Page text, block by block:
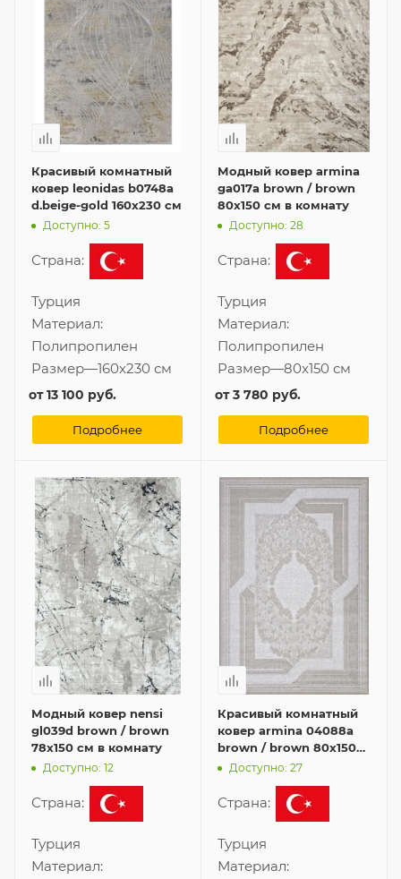
Красивый комнатный
ковер leonidas b0748a
d.beige-gold 160x230 см
Доступно: 5
Страна:
Турция
Материал:
Полипропилен
Размер—160x230 см
от13 100 руб.
Подробнее
Модный ковер armina
ga017a brown / brown
80x150 см в комнату
Доступно: 28
Страна:
Турция
Материал:
Полипропилен
Размер—80x150 см
от3 780 руб.
Подробнее
Модный ковер nensi
gl039d brown / brown
78x150 см в комнату
Доступно: 12
Страна:
Турция
Материал:
Красивый комнатный
ковер armina 04088a
brown / brown 80x150
смДоступно: 27
Страна:
Турция
Материал: